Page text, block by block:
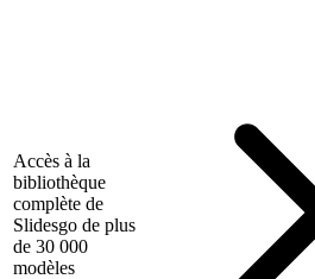
Accès à la
bibliothèque
complète de
Slidesgo de plus
de 30 000
modèles